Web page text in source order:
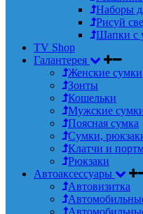
Наборы
Рисуй
Шапки с
TV Shop
Галантерея
Женские сумки
Зонты
Кошельки
Мужские
Поясная сумка
Сумки,
Клатчи и
Рюкзаки
Автоаксессуары
Автовизитка